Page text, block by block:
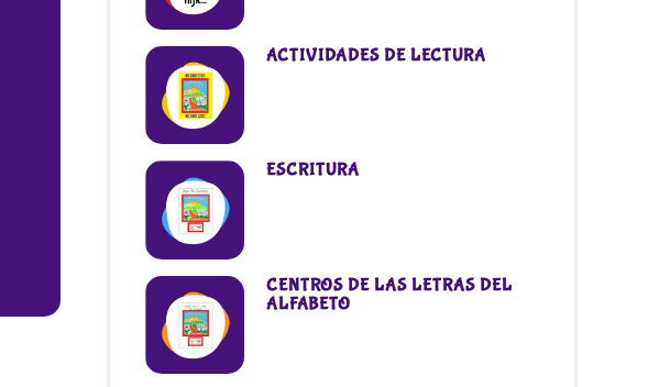
ACTIVIDADES DE LECTURA
ESCRITURA
CENTROS DE LAS LETRAS DEL
ALFABETO